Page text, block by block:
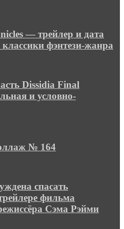
— трейлер и дата
фэнтези-жанра
Dissidia Final
и условно-
№ 164
спасать
фильма
Сэма Рэйми